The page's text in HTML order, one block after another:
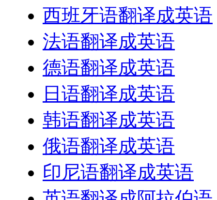
西班牙语翻译成英语
法语翻译成英语
德语翻译成英语
日语翻译成英语
韩语翻译成英语
俄语翻译成英语
印尼语翻译成英语